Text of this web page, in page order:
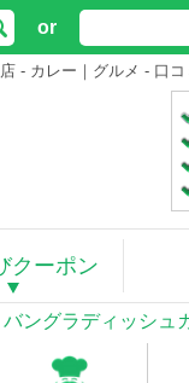
or
- カレー｜グルメ - 口
クーポン
バングラディッシュ